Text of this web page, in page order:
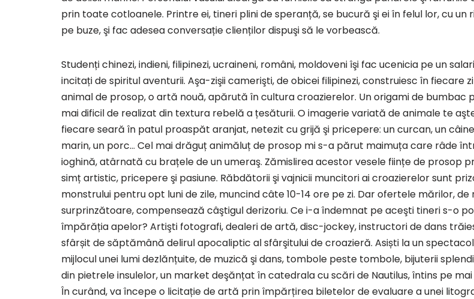
prin toate cotloanele. Printre ei, tineri plini de speranță, se bucură şi ei în felul lor, cu un
pe buze, şi fac adesea conversație clienților dispuşi să le vorbească.
Studenți chinezi, indieni, filipinezi, ucraineni, români, moldoveni îşi fac ucenicia pe un
incitați de spiritul aventurii. Aşa-zişii camerişti, de obicei filipinezi, construiesc în fiecare
animal de prosop, o artă nouă, apărută în cultura croazierelor. Un origami de bumbac
mai dificil de realizat din textura rebelă a țesăturii. O imagerie variată de animale te
fiecare seară în patul proaspăt aranjat, netezit cu grijă şi pricepere: un curcan, un
marin, un porc… Cel mai drăguț animăluț de prosop mi s-a părut maimuța care râde
ioghină, atârnată cu brațele de un umeraş. Zămislirea acestor vesele ființe de prosop
simț artistic, pricepere şi pasiune. Răbdătorii şi vajnicii muncitori ai croazierelor sunt
monstrului pentru opt luni de zile, muncind câte 10-14 ore pe zi. Dar ofertele mărilor, de
surprinzătoare, compensează câştigul derizoriu. Ce i-a îndemnat pe aceşti tineri s-o
împărăția apelor? Artişti fotografi, dealeri de artă, disc-jockey, instructori de dans
sfârșit de săptămână delirul apocaliptic al sfârşitului de croazieră. Asiști la un
mijlocul unei lumi dezlănțuite, de muzică şi dans, tombole peste tombole, bijuterii
din pietrele insulelor, un market deşănțat în catedrala cu scări de Nautilus, întins pe
În curând, va începe o licitație de artă prin împărțirea biletelor de evaluare a unei